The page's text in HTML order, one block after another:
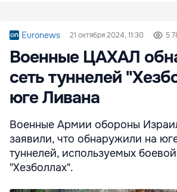
Euronews 21 октября 2024, 11:30 5
Военные ЦАХАЛ
сеть туннелей
юге Ливана
Военные Армии обороны
заявили, что обнаружили на
туннелей, используемых
"Хезболлах".